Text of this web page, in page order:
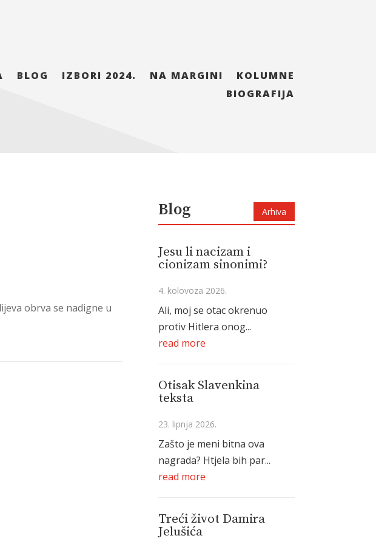
BLOG IZBORI 2024. NA MARGINI
KOLUMNE
BIOGRAFIJA
obrva se nadigne u
Blog Arhiva
Jesu li nacizam i
cionizam sinonimi?
4. kolovoza 2026.
Ali, moj se otac okrenuo
protiv Hitlera onog...
read more
Otisak Slavenkina
teksta
23. lipnja 2026.
Zašto je meni bitna ova
nagrada? Htjela bih par...
read more
Treći život Damira
Jelušića